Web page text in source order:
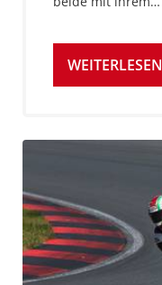
WEITERLESEN